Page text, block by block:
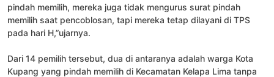
pindah memilih, mereka juga tidak mengurus surat pindah
memilih saat pencoblosan, tapi mereka tetap dilayani di TPS
pada hari H,”ujarnya.
Dari 14 pemilih tersebut, dua di antaranya adalah warga Kota
Kupang yang pindah memilih di Kecamatan Kelapa Lima tanpa